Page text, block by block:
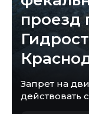
проезд
Запрет на
действовать